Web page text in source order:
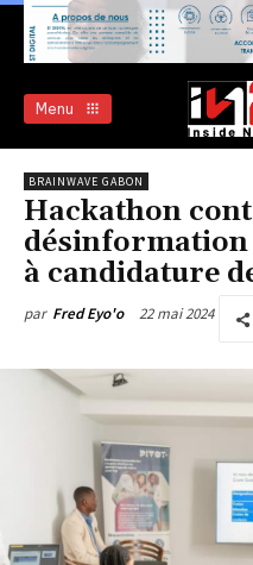
Menu
BRAINWAVE GABON
Hackathon
désinformation
à candidature
par Fred Eyo'o 22 mai 2024